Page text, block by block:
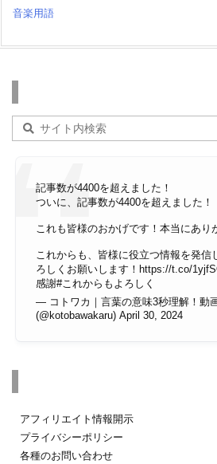
音楽用語
記事数が4400を超えました！
ついに、記事数が4400を超えました！
これも皆様のおかげです！本当にあり
これからも、皆様に役立つ情報を発信
ろしくお願いします！ https://t.co/
感謝#これからもよろしく
— コトワカ｜言葉の意味3秒理解！動
(@kotobawakaru) April 30, 2024
アフィリエイト情報開示
プライバシーポリシー
各種のお問い合わせ